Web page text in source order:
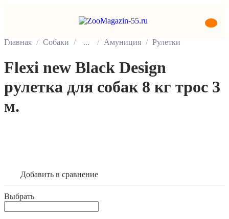
Главная Собаки ... Амуниция Рулетки
Flexi new Black Design
рулетка для собак 8 кг трос 3
м.
Добавить в сравнение
Выбрать